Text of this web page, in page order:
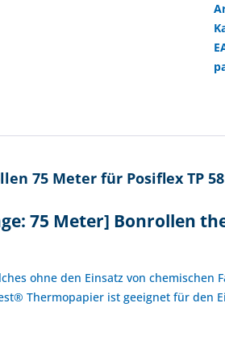
75 Meter für Posiflex TP
75 Meter] Bonrollen
ohne den Einsatz von
Thermopapier ist geeignet für den